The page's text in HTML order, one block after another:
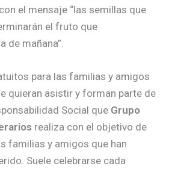
el mensaje “las semillas que
el fruto que
de mañana”.
para las familias y amigos
quieran asistir y forman parte de
Social que Grupo
realiza con el objetivo de
familias y amigos que han
Suele celebrarse cada